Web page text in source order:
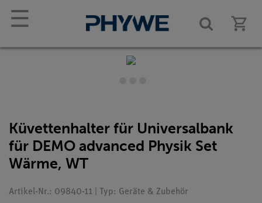
☰
Küvettenhalter für Universalbank
für DEMO advanced Physik Set
Wärme, WT
Artikel-Nr.: 09840-11 | Typ: Geräte & Zubehör